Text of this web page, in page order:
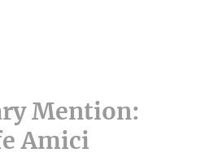
Mention:
Amici